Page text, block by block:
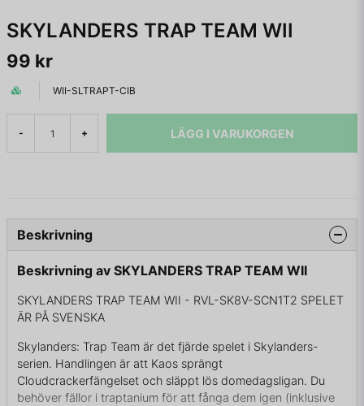
SKYLANDERS TRAP TEAM WII
99 kr
WII-SLTRAPT-CIB
- + LÄGG I VARUKORGEN
Beskrivning
Beskrivning av SKYLANDERS TRAP TEAM WII
SKYLANDERS TRAP TEAM WII - RVL-SK8V-SCN1T2 SPELET
ÄR PÅ SVENSKA
Skylanders: Trap Team är det fjärde spelet i Skylanders-
serien. Handlingen är att Kaos sprängt
Cloudcrackerfängelset och släppt lös domedagsligan. Du
behöver fällor i traptanium för att fånga dem igen (inklusive